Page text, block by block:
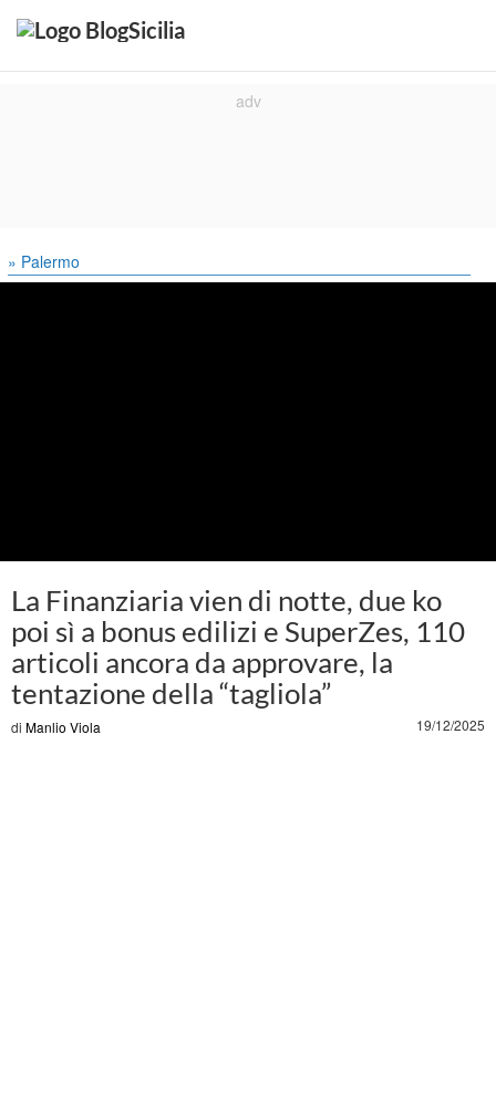
» Palermo
La Finanziaria vien di notte, due ko
poi sì a bonus edilizi e SuperZes, 110
articoli ancora da approvare, la
tentazione della “tagliola”
di Manlio Viola 19/12/2025